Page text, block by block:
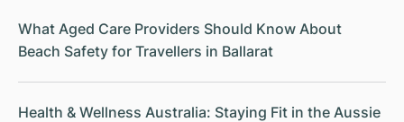
What Aged Care Providers Should Know About
Beach Safety for Travellers in Ballarat
Health & Wellness Australia: Staying Fit in the Aussie